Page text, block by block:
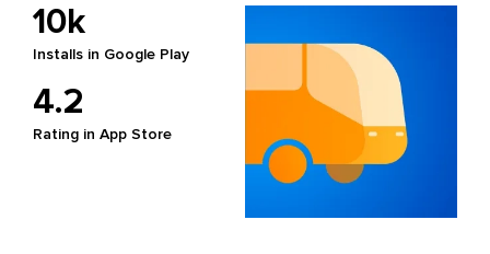
10k
Installs in Google Play
4.2
Rating in App Store